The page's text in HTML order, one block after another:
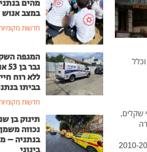
שקלים,
החברה, בן 63, מקדימה צורן, פעל בין השנים 2010-2007
מהים
במצב אנוש
חדשות
המגפה
גבר
ללא רוח
בביתו
חדשות
תינוק בן
נכווה
בנתניה –